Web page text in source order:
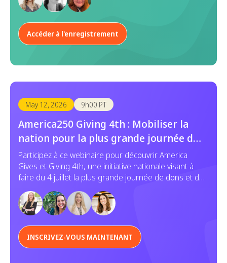
chaque outil ait un objectif, cette approche
efforts, des données incohérentes et une
expérience disparate à la fois pour les responsables
Accéder à l'enregistrement
May 12, 2026 9h00 PT
America250 Giving 4th : Mobiliser la
nation pour la plus grande journée de
dons et de services
Participez à ce webinaire pour découvrir America
Gives et Giving 4th, une initiative nationale visant à
faire du 4 juillet la plus grande journée de dons et de
bénévolat de l'histoire des États-Unis. Découvrez
comment votre organisation peut s'impliquer.
INSCRIVEZ-VOUS MAINTENANT